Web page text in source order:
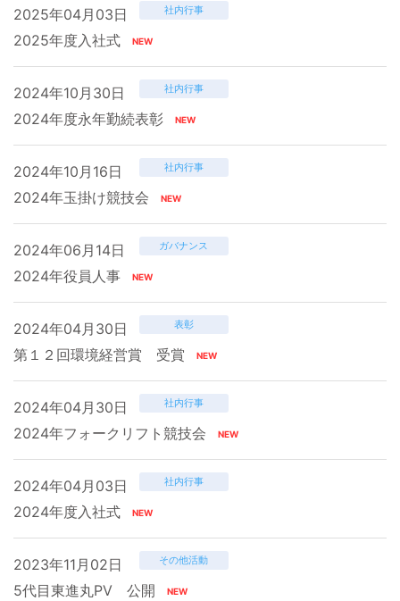
2025年04月03日 社内行事
2025年度入社式
2024年10月30日 社内行事
2024年度永年勤続表彰
2024年10月16日 社内行事
2024年玉掛け競技会
2024年06月14日 ガバナンス
2024年役員人事
2024年04月30日 表彰
第１２回環境経営賞 受賞
2024年04月30日 社内行事
2024年フォークリフト競技会
2024年04月03日 社内行事
2024年度入社式
2023年11月02日 その他活動
5代目東進丸PV 公開